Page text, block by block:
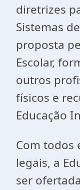
diretrizes
Sistemas
proposta
Escolar,
outros
físicos e
Educação
Com todos
legais, a
ser